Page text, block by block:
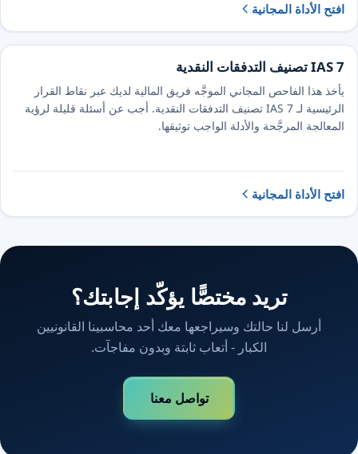
افتح الأداة المجانية
IAS 7 تصنيف التدفقات النقدية
يأخذ هذا الفاحص المجاني الموجَّه فريق المالية لديك عبر نقاط القرار
الرئيسية لـ IAS 7 تصنيف التدفقات النقدية. أجب عن أسئلة قليلة لرؤية
المعالجة المرجَّحة والأدلة الواجب توثيقها.
افتح الأداة المجانية
تريد مختصًّا يؤكّد إجابتك؟
أرسل لنا حالتك وسيراجعها معك أحد محاسبينا القانونيين
الكبار - أتعاب ثابتة وبدون مفاجآت.
تواصل معنا